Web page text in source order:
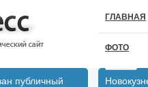
ГЛАВНАЯ
ФОТО
публичный